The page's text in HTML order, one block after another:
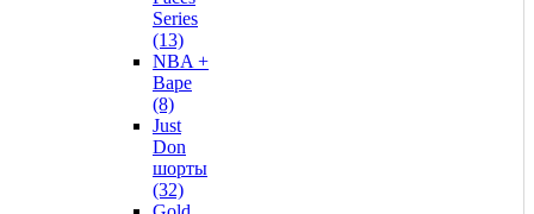
Series
(13)
NBA +
Bape
(8)
Just
Don
шорты
(32)